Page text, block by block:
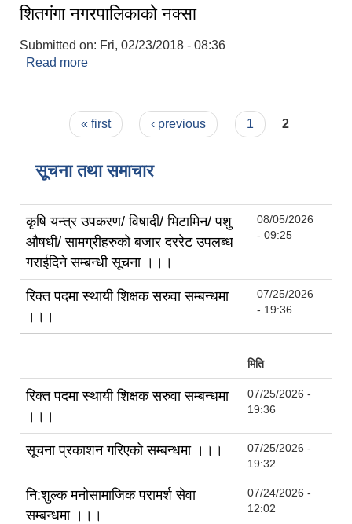
शितगंगा नगरपालिकाको नक्सा
Submitted on: Fri, 02/23/2018 - 08:36
Read more
Pages« first ‹ previous 1 2
सूचना तथा समाचार
कृषि यन्त्र उपकरण/ विषादी/ भिटामिन/ पशु
औषधी/ सामग्रीहरुको बजार दररेट उपलब्ध
गराईदिने सम्बन्धी सूचना ।।।
08/05/2026
- 09:25
रिक्त पदमा स्थायी शिक्षक सरुवा सम्बन्धमा
।।।
07/25/2026
- 19:36
मिति
रिक्त पदमा स्थायी शिक्षक सरुवा सम्बन्धमा
।।।
07/25/2026 -
19:36
सूचना प्रकाशन गरिएको सम्बन्धमा ।।।
07/25/2026 -
19:32
नि:शुल्क मनोसामाजिक परामर्श सेवा
सम्बन्धमा ।।।
07/24/2026 -
12:02